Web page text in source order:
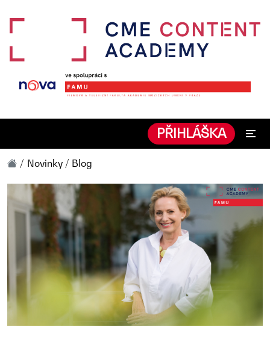
PŘIHLÁŠKA
Novinky / Blog